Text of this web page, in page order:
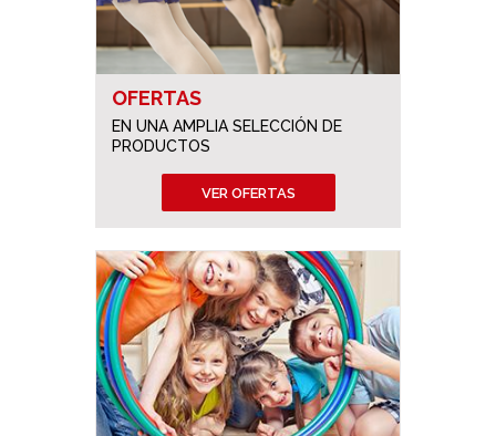
OFERTAS
EN UNA AMPLIA SELECCIÓN DE
PRODUCTOS
VER OFERTAS